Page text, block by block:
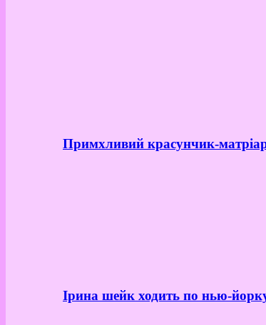
Примхливий красунчик-
Ірина шейк ходить по нью-